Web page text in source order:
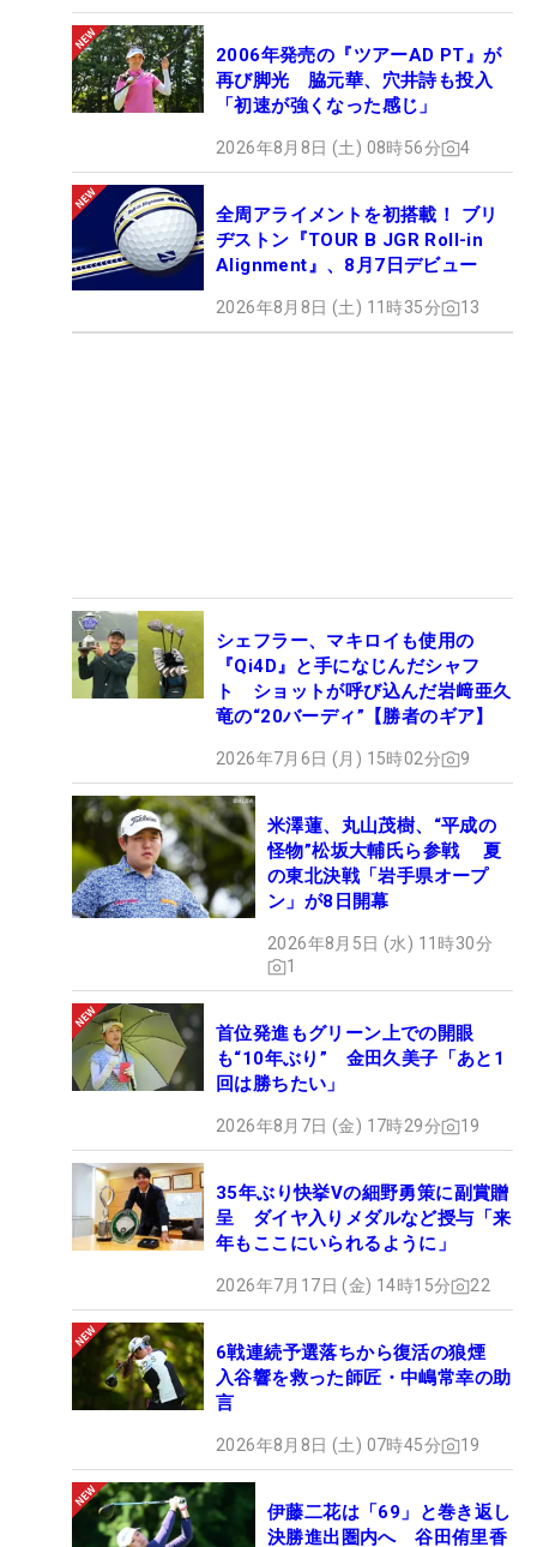
2006年発売の『ツアーAD PT』が
再び脚光 脇元華、穴井詩も投入
「初速が強くなった感じ」
2026年8月8日 (土) 08時56分 4
全周アライメントを初搭載！ ブリ
ヂストン『TOUR B JGR Roll-in
Alignment』、8月7日デビュー
2026年8月8日 (土) 11時35分 13
シェフラー、マキロイも使用の
『Qi4D』と手になじんだシャフ
ト ショットが呼び込んだ岩﨑亜久
竜の“20バーディ”【勝者のギア】
2026年7月6日 (月) 15時02分 9
米澤蓮、丸山茂樹、“平成の
怪物”松坂大輔氏ら参戦 夏
の東北決戦「岩手県オープ
ン」が8日開幕
2026年8月5日 (水) 11時30分
1
首位発進もグリーン上での開眼
も“10年ぶり” 金田久美子「あと1
回は勝ちたい」
2026年8月7日 (金) 17時29分 19
35年ぶり快挙Vの細野勇策に副賞贈
呈 ダイヤ入りメダルなど授与「来
年もここにいられるように」
2026年7月17日 (金) 14時15分 22
6戦連続予選落ちから復活の狼煙
入谷響を救った師匠・中嶋常幸の助
言
2026年8月8日 (土) 07時45分 19
伊藤二花は「69」と巻き返し
決勝進出圏内へ 谷田侑里香